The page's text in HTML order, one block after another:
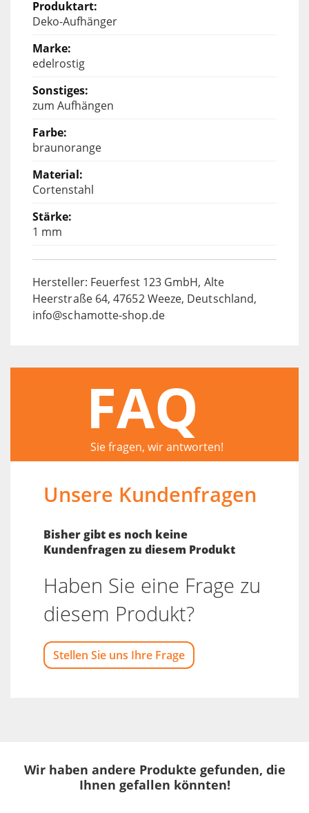
Deko-Aufhänger
edelrostig
zum Aufhängen
braunorange
Cortenstahl
1 mm
Hersteller: Feuerfest 123 GmbH, Alte
Heerstraße 64, 47652 Weeze, Deutschland,
info@schamotte-shop.de
FAQ
Sie fragen, wir antworten!
Unsere Kundenfragen
Bisher gibt es noch keine
Kundenfragen zu diesem Produkt
Haben Sie eine Frage zu
diesem Produkt?
Stellen Sie uns Ihre Frage
Wir haben andere Produkte gefunden, die
Ihnen gefallen könnten!